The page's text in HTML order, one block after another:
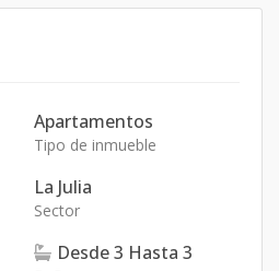
Apartamentos
Tipo de inmueble
La Julia
Sector
Desde3 Hasta 3